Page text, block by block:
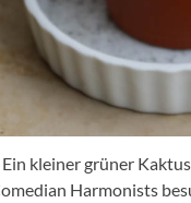
Ein kleiner grüner
Harmonists